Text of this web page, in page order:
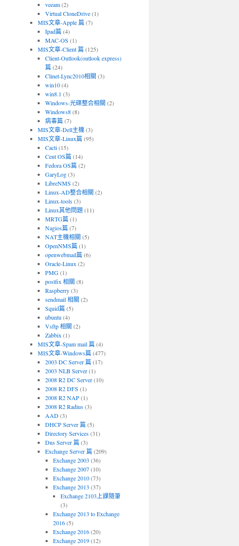
veeam(2)
Virtual CloneDrive(1)
MIS文章-Apple 篇(7)
Ipad篇(4)
MAC-OS (1)
MIS文章-Client 篇(125)
Client-Outlook(outlook express)
篇(24)
Clinet-Lync2010相關 (3)
win10(4)
win8.1 (3)
Windows-光碟整合相關 (2)
Windows8(8)
病毒篇(7)
MIS文章-Dell主機(3)
MIS文章-Linux篇(95)
Cacti(15)
Cent OS篇(14)
Fedora OS篇(2)
GaryLog(3)
LibreNMS (2)
Linux-AD整合相關 (2)
Linux-tools(3)
Linux其他問題(11)
MRTG篇(1)
Nagios篇(7)
NAT主機相關 (5)
OpenNMS篇(1)
openwebmail篇(6)
Oracle-Linux (2)
PMG(1)
postfix 相關 (8)
Raspberry(3)
sendmail 相關 (2)
Squid篇(5)
ubuntu (4)
Vsftp 相關 (2)
Zabbix (1)
MIS文章-Spam mail 篇(4)
MIS文章-Windows篇(477)
2003 DC Server 篇(17)
2003 NLB Server(1)
2008 R2 DC Server(10)
2008 R2 DFS (1)
2008 R2 NAP(1)
2008 R2 Radius(3)
AAD(3)
DHCP Server 篇(5)
Directory Services(31)
Dns Server 篇(3)
Exchange Server 篇(209)
Exchange 2003 (36)
Exchange 2007(10)
Exchange 2010(73)
Exchange 2013 (37)
Exchange 2103上課隨筆
(3)
Exchange 2013 to Exchange
2016(5)
Exchange 2016(20)
Exchange 2019(12)